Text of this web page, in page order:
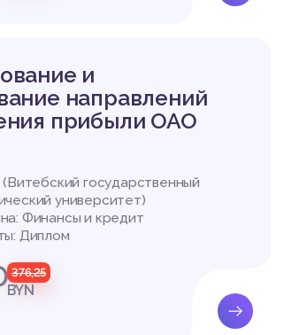
и
направлений
прибыли ОАО
государственный
университет)
Финансы и кредит
Диплом
376,25
BYN